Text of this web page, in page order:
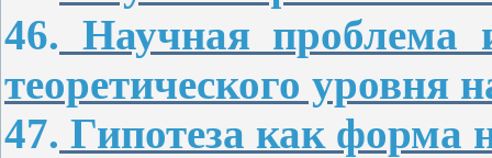
46. Научная
теоретического уровня
47. Гипотеза как форма